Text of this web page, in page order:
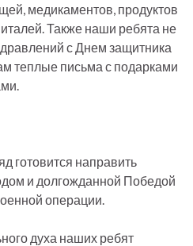
медикаментов, продуктов
Также наши ребята не
с Днем защитника
теплые письма с подарками
готовится направить
и долгожданной Победой
операции.
духа наших ребят